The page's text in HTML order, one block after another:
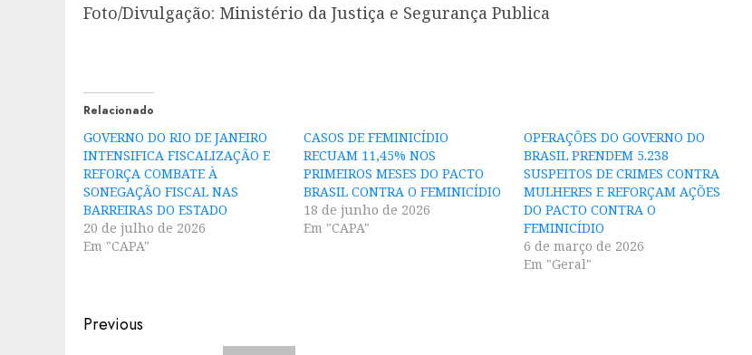
Foto/Divulgação: Ministério da Justiça e Segurança Publica
Relacionado
GOVERNO DO RIO DE JANEIRO
INTENSIFICA FISCALIZAÇÃO E
REFORÇA COMBATE À
SONEGAÇÃO FISCAL NAS
BARREIRAS DO ESTADO
20 de julho de 2026
Em "CAPA"
CASOS DE FEMINICÍDIO
RECUAM 11,45% NOS
PRIMEIROS MESES DO PACTO
BRASIL CONTRA O FEMINICÍDIO
18 de junho de 2026
Em "CAPA"
OPERAÇÕES DO GOVERNO DO
BRASIL PRENDEM 5.238
SUSPEITOS DE CRIMES CONTRA
MULHERES E REFORÇAM AÇÕES
DO PACTO CONTRA O
FEMINICÍDIO
6 de março de 2026
Em "Geral"
Post
Previous